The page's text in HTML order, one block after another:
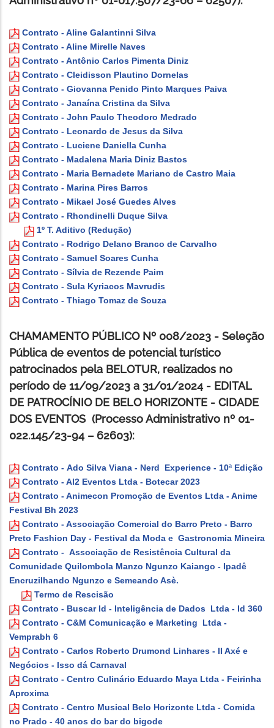
Contrato - Aline Galantinni Silva
Contrato - Aline Mirelle Naves
Contrato - Antônio Carlos Pimenta Diniz
Contrato - Cleidisson Plautino Dornelas
Contrato - Giovanna Penido Pinto Marques Paiva
Contrato - Janaína Cristina da Silva
Contrato - John Paulo Theodoro Medrado
Contrato - Leonardo de Jesus da Silva
Contrato - Luciene Daniella Cunha
Contrato - Madalena Maria Diniz Bastos
Contrato - Maria Bernadete Mariano de Castro Maia
Contrato - Marina Pires Barros
Contrato - Mikael José Guedes Alves
Contrato - Rhondinelli Duque Silva
1º T. Aditivo (Redução)
Contrato - Rodrigo Delano Branco de Carvalho
Contrato - Samuel Soares Cunha
Contrato - Sílvia de Rezende Paim
Contrato - Sula Kyriacos Mavrudis
Contrato - Thiago Tomaz de Souza
CHAMAMENTO PÚBLICO Nº 008/2023 - Seleção
Pública de eventos de potencial turístico
patrocinados pela BELOTUR, realizados no
período de 11/09/2023 a 31/01/2024 - EDITAL
DE PATROCÍNIO DE BELO HORIZONTE - CIDADE
DOS EVENTOS (Processo Administrativo nº 01-
022.145/23-94 – 62603):
Contrato - Ado Silva Viana - Nerd Experience - 10ª Edição
Contrato - Al2 Eventos Ltda - Botecar 2023
Contrato - Animecon Promoção de Eventos Ltda - Anime
Festival Bh 2023
Contrato - Associação Comercial do Barro Preto - Barro
Preto Fashion Day - Festival da Moda e Gastronomia Mineira
Contrato - Associação de Resistência Cultural da
Comunidade Quilombola Manzo Ngunzo Kaiango - Ipadê
Encruzilhando Ngunzo e Semeando Asè.
Termo de Rescisão
Contrato - Buscar Id - Inteligência de Dados Ltda - Id 360
Contrato - C&M Comunicação e Marketing Ltda -
Vemprabh 6
Contrato - Carlos Roberto Drumond Linhares - II Axé e
Negócios - Isso dá Carnaval
Contrato - Centro Culinário Eduardo Maya Ltda - Feirinha
Aproxima
Contrato - Centro Musical Belo Horizonte Ltda - Comida
no Prado - 40 anos do bar do bigode